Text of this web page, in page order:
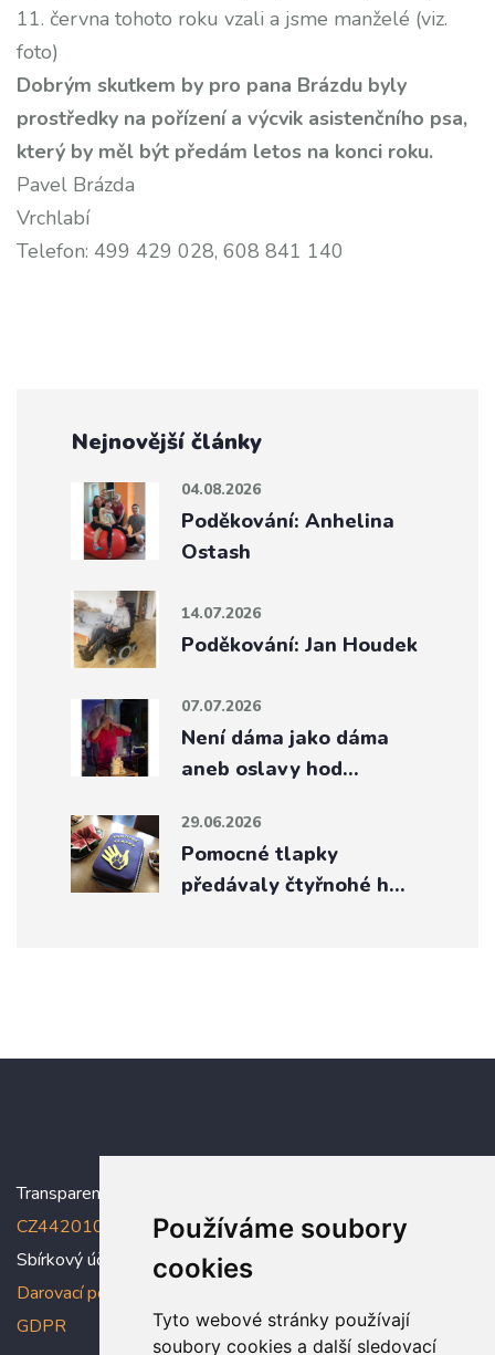
Používáme soubory
cookies
Tyto webové stránky používají
soubory cookies a další sledovací
11. června tohoto roku vzali a jsme manželé (viz.
foto)
Dobrým skutkem by pro pana Brázdu byly
prostředky na pořízení a výcvik asistenčního psa,
který by měl být předám letos na konci roku.
Pavel Brázda
Vrchlabí
Telefon: 499 429 028, 608 841 140
Nejnovější články
04.08.2026
Poděkování: Anhelina
Ostash
14.07.2026
Poděkování: Jan Houdek
07.07.2026
Není dáma jako dáma
aneb oslavy hod…
29.06.2026
Pomocné tlapky
předávaly čtyřnohé h…
Transparentní účet:
CZ4420100000005005005006
Sbírkový účet: 5005005022/2010
Darovací podmínky
GDPR